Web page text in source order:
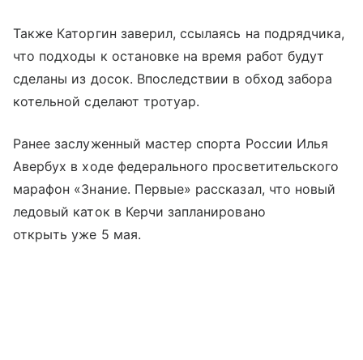
Также Каторгин заверил, ссылаясь на подрядчика,
что подходы к остановке на время работ будут
сделаны из досок. Впоследствии в обход забора
котельной сделают тротуар.
Ранее заслуженный мастер спорта России Илья
Авербух в ходе федерального просветительского
марафон «Знание. Первые» рассказал, что новый
ледовый каток в Керчи запланировано
открыть уже 5 мая.